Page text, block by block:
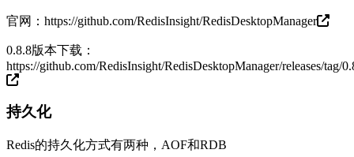
官网： https://github.com/RedisInsight/RedisDesktopManager
0.8.8版本下载：
https://github.com/RedisInsight/RedisDesktopManager/releases/tag/
持久化
Redis的持久化方式有两种，AOF和RDB